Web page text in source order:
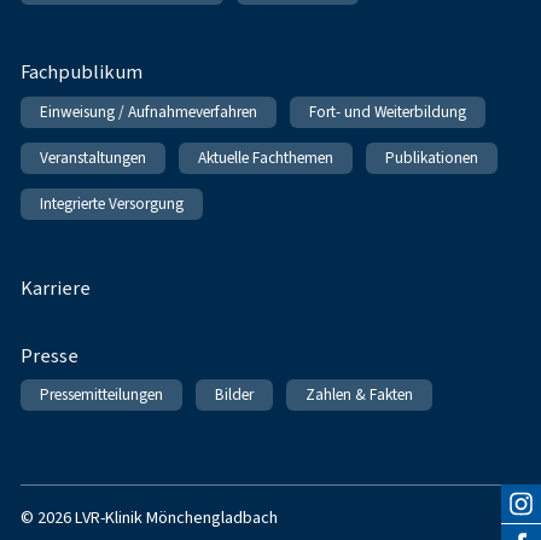
Fachpublikum
Einweisung / Aufnahmeverfahren Fort- und Weiterbildung
Veranstaltungen Aktuelle Fachthemen Publikationen
Integrierte Versorgung
Karriere
Presse
Pressemitteilungen Bilder Zahlen & Fakten
© 2026 LVR-Klinik Mönchengladbach